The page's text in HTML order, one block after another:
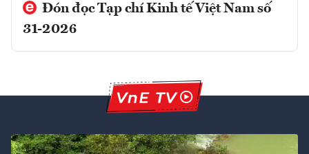
Đón đọc Tạp chí Kinh tế Việt Nam số
31-2026